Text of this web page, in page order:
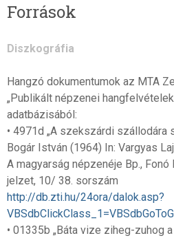
Források
Diszkográfia
Hangzó dokumentumok az MTA
„Publikált népzenei
adatbázisából:
• 4971d „A szekszárdi szállodára
Bogár István (1964) In: Vargyas
A magyarság népzenéje Bp.,
jelzet, 10/ 38. sorszám
http://db.zti.hu/24ora/dalok.asp?
• 01335b „Báta vize ziheg-zuhog